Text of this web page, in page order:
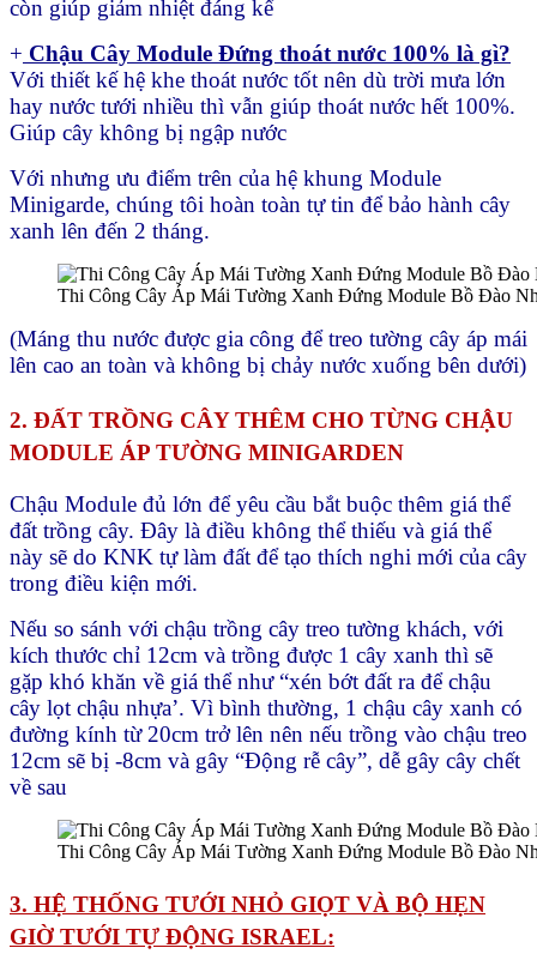
còn giúp giảm nhiệt đáng kể
+ Chậu Cây Module Đứng thoát nước 100% là gì?
Với thiết kế hệ khe thoát nước tốt nên dù trời mưa lớn
hay nước tưới nhiều thì vẫn giúp thoát nước hết 100%.
Giúp cây không bị ngập nước
Với nhưng ưu điểm trên của hệ khung Module
Minigarde, chúng tôi hoàn toàn tự tin để bảo hành cây
xanh lên đến 2 tháng.
Thi Công Cây Áp Mái Tường Xanh Đứng Module Bồ Đào
(Máng thu nước được gia công để treo tường cây áp mái
lên cao an toàn và không bị chảy nước xuống bên dưới)
2. ĐẤT TRỒNG CÂY THÊM CHO TỪNG CHẬU
MODULE ÁP TƯỜNG MINIGARDEN
Chậu Module đủ lớn để yêu cầu bắt buộc thêm giá thể
đất trồng cây. Đây là điều không thể thiếu và giá thể
này sẽ do KNK tự làm đất để tạo thích nghi mới của cây
trong điều kiện mới.
Nếu so sánh với chậu trồng cây treo tường khách, với
kích thước chỉ 12cm và trồng được 1 cây xanh thì sẽ
gặp khó khăn về giá thể như “xén bớt đất ra để chậu
cây lọt chậu nhựa’. Vì bình thường, 1 chậu cây xanh có
đường kính từ 20cm trở lên nên nếu trồng vào chậu treo
12cm sẽ bị -8cm và gây “Động rễ cây”, dễ gây cây chết
về sau
Thi Công Cây Áp Mái Tường Xanh Đứng Module Bồ Đào
3. HỆ THỐNG TƯỚI NHỎ GIỌT VÀ BỘ HẸN
GIỜ TƯỚI TỰ ĐỘNG ISRAEL: